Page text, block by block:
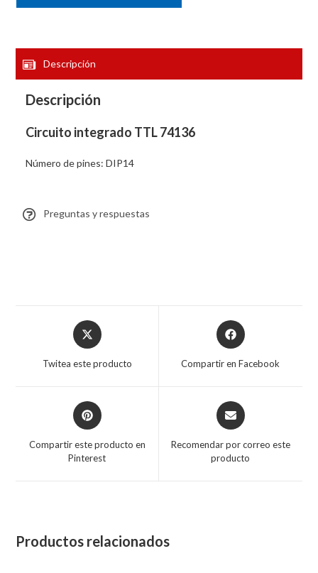
Descripción
Descripción
Circuito integrado TTL 74136
Número de pines: DIP14
Preguntas y respuestas
Twitea este producto Compartir en Facebook
Compartir este producto en
Pinterest
Recomendar por correo este
producto
Productos relacionados